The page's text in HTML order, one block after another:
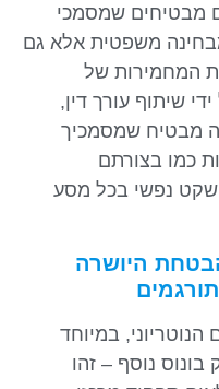
מבטיחים שמסמכי
משפטית אלא גם
המחמירות של
שיתוף עורך דין,
מבטיח שמסמכיך
כמו בצורתם
שקט נפשי בכל מסע
היושרה
במיוחד
בונוס נוסף – זהו